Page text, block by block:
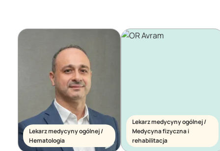
Lekarz medycyny ogólnej /
Hematologia
Lekarz medycyny ogólnej /
Medycyna fizyczna i
rehabilitacja